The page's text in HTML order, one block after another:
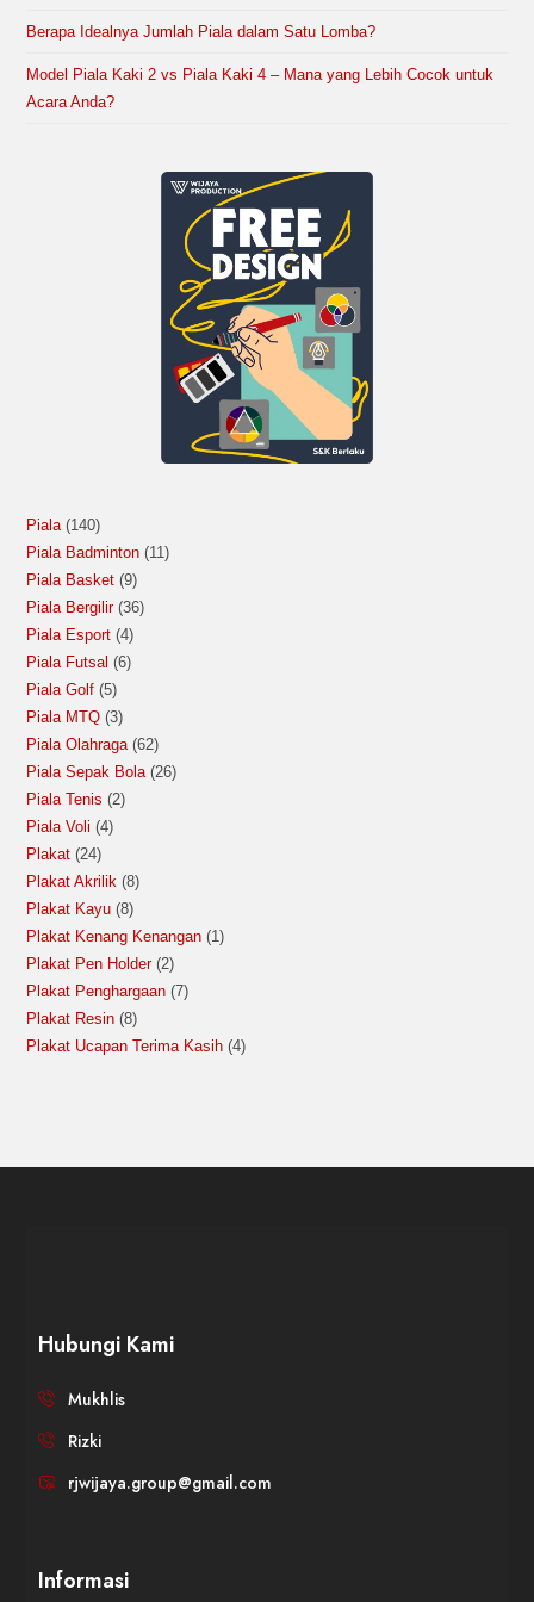
Berapa Idealnya Jumlah Piala dalam Satu Lomba?
Model Piala Kaki 2 vs Piala Kaki 4 – Mana yang Lebih Cocok untuk
Acara Anda?
Piala 140
Piala Badminton 11
Piala Basket 9
Piala Bergilir 36
Piala Esport 4
Piala Futsal
6
Piala Golf 5
Piala MTQ 3
Piala Olahraga 62
Piala Sepak Bola 26
Piala Tenis
2
Piala Voli
4
Plakat 24
Plakat Akrilik
8
Plakat Kayu 8
Plakat Kenang Kenangan 1
Plakat Pen Holder 2
Plakat Penghargaan 7
Plakat Resin 8
Plakat Ucapan Terima Kasih 4
WIJAYA PRODUCTION
Hubungi Kami
Mukhlis
Rizki
rjwijaya.group@gmail.com
Informasi